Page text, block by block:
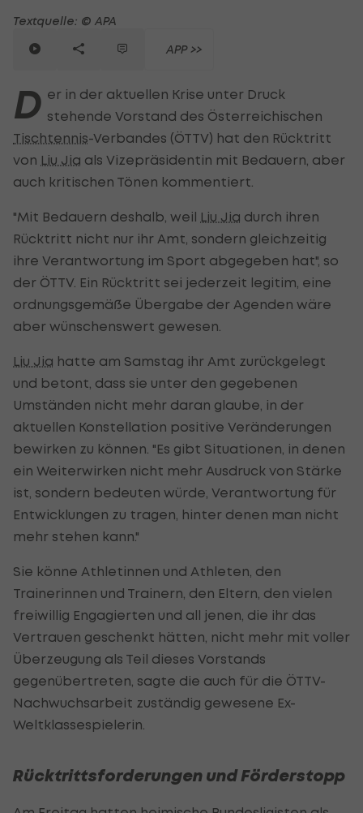
Textquelle: © APA
APP >>
D er in der aktuellen Krise unter Druck
stehende Vorstand des Österreichischen
Tischtennis-Verbandes (ÖTTV) hat den Rücktritt
von Liu Jia als Vizepräsidentin mit Bedauern, aber
auch kritischen Tönen kommentiert.
"Mit Bedauern deshalb, weil Liu Jia durch ihren
Rücktritt nicht nur ihr Amt, sondern gleichzeitig
ihre Verantwortung im Sport abgegeben hat", so
der ÖTTV. Ein Rücktritt sei jederzeit legitim, eine
ordnungsgemäße Übergabe der Agenden wäre
aber wünschenswert gewesen.
Liu Jia hatte am Samstag ihr Amt zurückgelegt
und betont, dass sie unter den gegebenen
Umständen nicht mehr daran glaube, in der
aktuellen Konstellation positive Veränderungen
bewirken zu können. "Es gibt Situationen, in denen
ein Weiterwirken nicht mehr Ausdruck von Stärke
ist, sondern bedeuten würde, Verantwortung für
Entwicklungen zu tragen, hinter denen man nicht
mehr stehen kann."
Sie könne Athletinnen und Athleten, den
Trainerinnen und Trainern, den Eltern, den vielen
freiwillig Engagierten und all jenen, die ihr das
Vertrauen geschenkt hätten, nicht mehr mit voller
Überzeugung als Teil dieses Vorstands
gegenübertreten, sagte die auch für die ÖTTV-
Nachwuchsarbeit zuständig gewesene Ex-
Weltklassespielerin.
Rücktrittsforderungen und Förderstopp